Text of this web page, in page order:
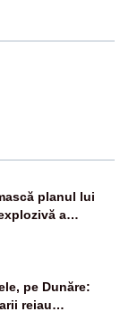
planul lui
a
PLUS
pe Dunăre:
reiau